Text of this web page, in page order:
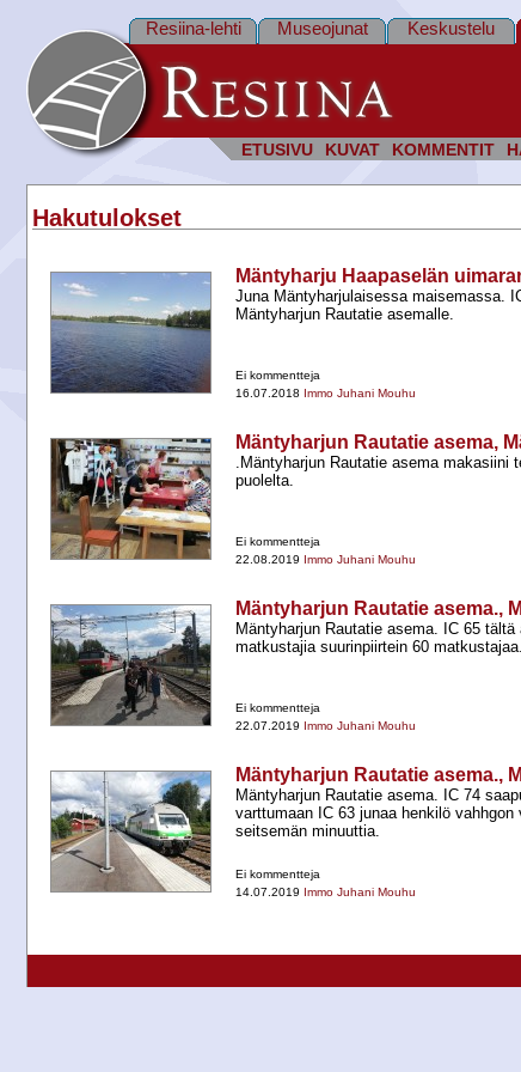
ETUSIVU KUVAT KOMMENTIT
Resiina-lehti Museojunat Keskustelu
Hakutulokset
Mäntyharju Haapaselän
Juna Mäntyharjulaisessa maisemassa.
Mäntyharjun Rautatie asemalle.
Ei kommentteja
16.07.2018 Immo Juhani Mouhu
Mäntyharjun Rautatie asema,
.Mäntyharjun Rautatie asema makasiini
puolelta.
Ei kommentteja
22.08.2019 Immo Juhani Mouhu
Mäntyharjun Rautatie asema.,
Mäntyharjun Rautatie asema. IC 65
matkustajia suurinpiirtein 60 matkustajaa.
Ei kommentteja
22.07.2019 Immo Juhani Mouhu
Mäntyharjun Rautatie asema.,
Mäntyharjun Rautatie asema. IC 74
varttumaan IC 63 junaa henkilö
seitsemän minuuttia.
Ei kommentteja
14.07.2019 Immo Juhani Mouhu